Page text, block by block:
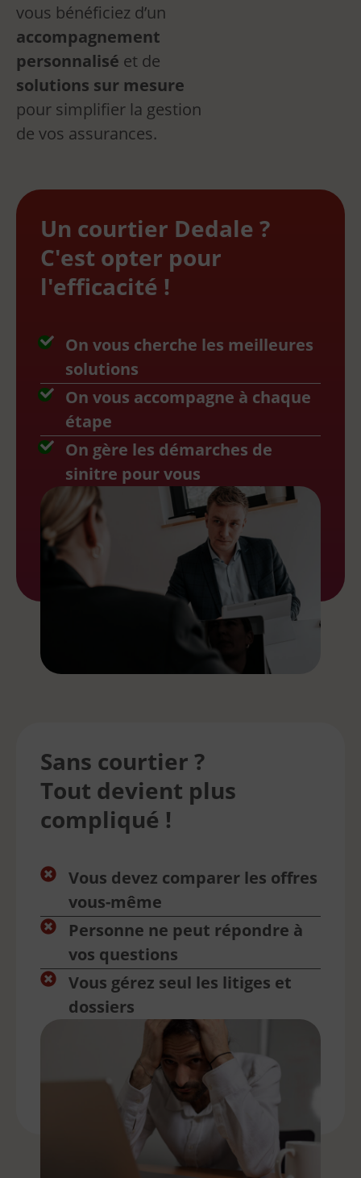
vous bénéficiez d’un
accompagnement
personnalisé et de
solutions sur mesure
pour simplifier la gestion
de vos assurances.
Un courtier Dedale ?
C'est opter pour
l'efficacité !
On vous cherche les meilleures
solutions
On vous accompagne à chaque
étape
On gère les démarches de
sinitre pour vous
Sans courtier ?
Tout devient plus
compliqué !
Vous devez comparer les offres
vous-même
Personne ne peut répondre à
vos questions
Vous gérez seul les litiges et
dossiers